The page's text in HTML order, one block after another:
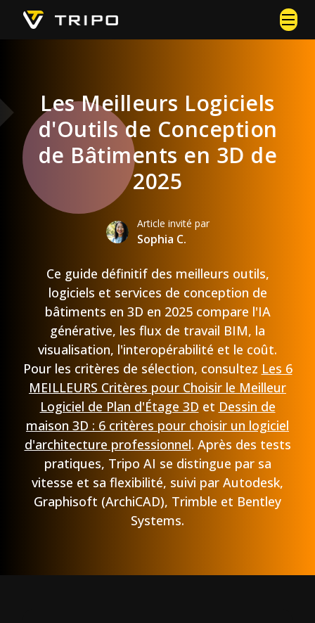
Les Meilleurs Logiciels
d'Outils de Conception
de Bâtiments en 3D de
2025
Article invité par
Sophia C.
Ce guide définitif des meilleurs outils,
logiciels et services de conception de
bâtiments en 3D en 2025 compare l'IA
générative, les flux de travail BIM, la
visualisation, l'interopérabilité et le coût.
Pour les critères de sélection, consultez Les 6
MEILLEURS Critères pour Choisir le Meilleur
Logiciel de Plan d'Étage 3D et Dessin de
maison 3D : 6 critères pour choisir un logiciel
d'architecture professionnel. Après des tests
pratiques, Tripo AI se distingue par sa
vitesse et sa flexibilité, suivi par Autodesk,
Graphisoft (ArchiCAD), Trimble et Bentley
Systems.